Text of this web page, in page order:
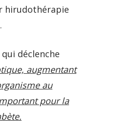
hirudothérapie
déclenche
augmentant
au
pour la